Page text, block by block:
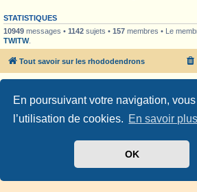
En poursuivant votre navigation,
l’utilisation de cookies. En savoir plus
OK
STATISTIQUES
10949 messages • 1142 sujets • 157 membres • Le
TWITW.
Tout savoir sur les rhododendrons
Traduit parphpBB-fr.com